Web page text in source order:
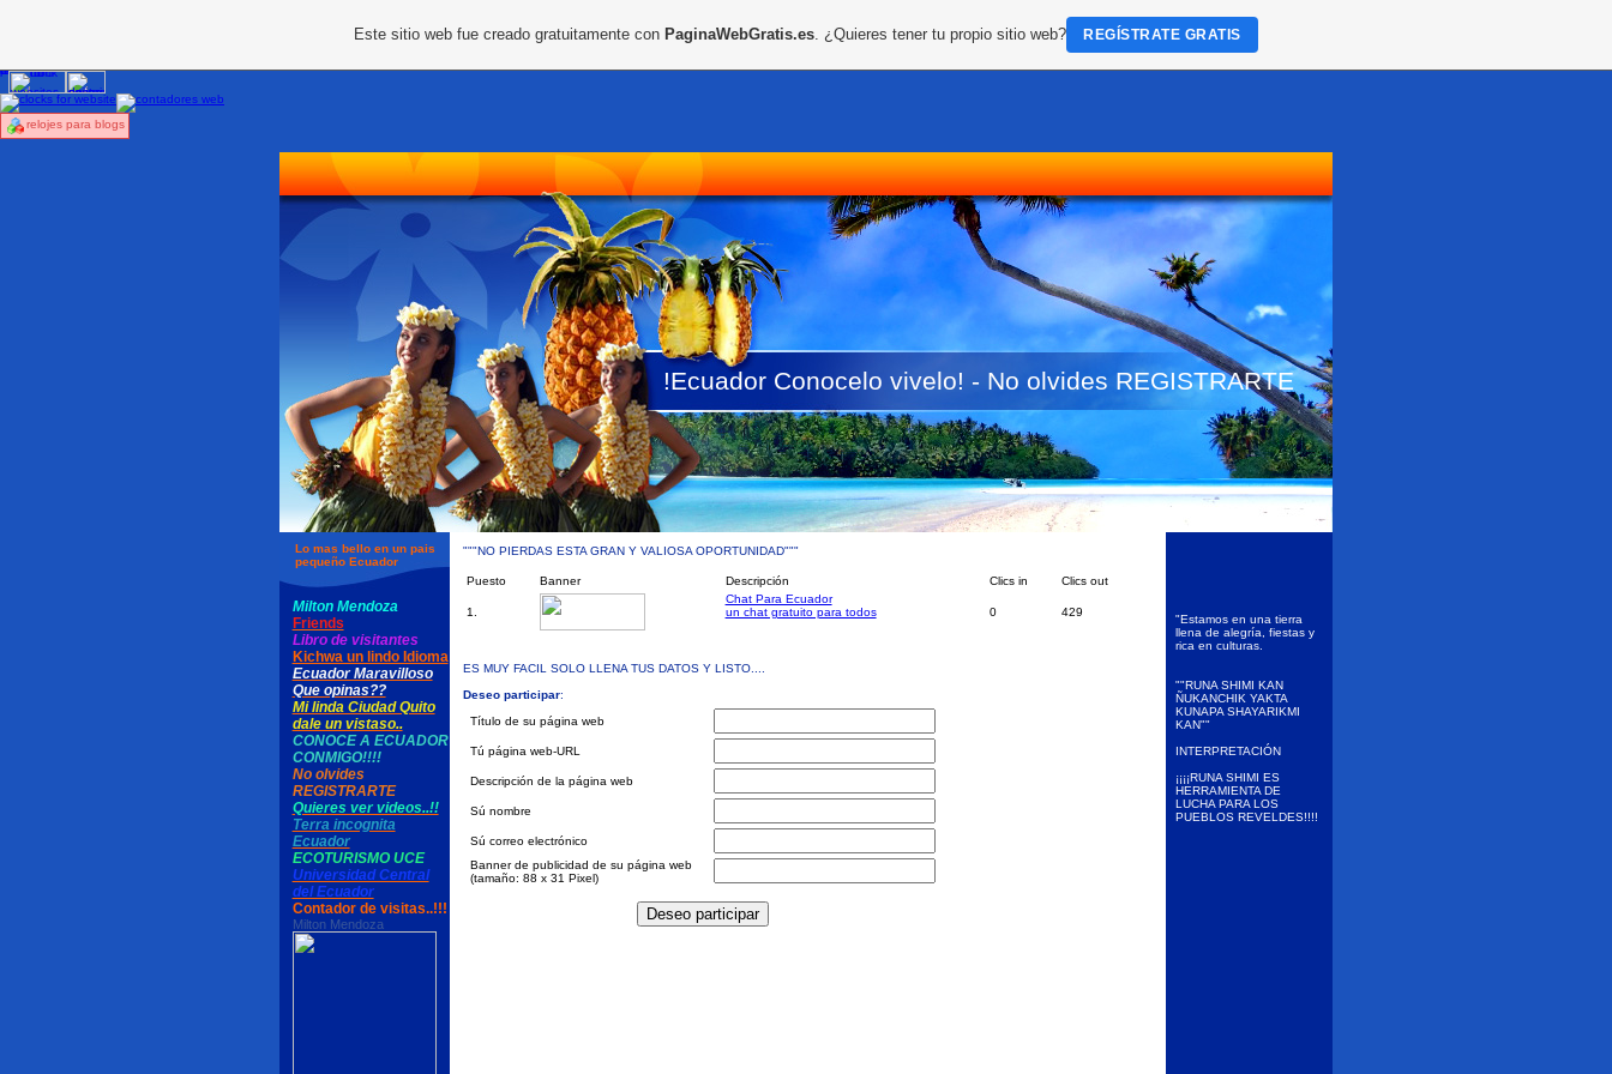
relojes para blogs
!Ecuador Conocelo vivelo! - No olvides REGISTRARTE
Lo mas bello en un pais
pequeño Ecuador
Milton Mendoza
Friends
Libro de visitantes
Kichwa un lindo Idioma
Ecuador Maravilloso
Que opinas??
Mi linda Ciudad Quito
dale un vistaso..
CONOCE A ECUADOR
CONMIGO!!!!
No olvides
REGISTRARTE
Quieres ver videos..!!
Terra incognita
Ecuador
ECOTURISMO UCE
Universidad Central
del Ecuador
Contador de visitas..!!!
Milton Mendoza
"""NO PIERDAS ESTA GRAN Y VALIOSA OPORTUNIDAD"""
Puesto Banner Descripción Clics in Clics out
1.
Chat Para Ecuador
un chat gratuito para todos
0 429
ES MUY FACIL SOLO LLENA TUS DATOS Y LISTO....
Deseo participar:
Título de su página web
Tú página web-URL
Descripción de la página web
Sú nombre
Sú correo electrónico
Banner de publicidad de su página web
(tamaño: 88 x 31 Pixel)
"Estamos en una tierra
llena de alegría, fiestas y
rica en culturas.
""RUNA SHIMI KAN
ÑUKANCHIK YAKTA
KUNAPA SHAYARIKMI
KAN""
INTERPRETACIÓN
¡¡¡¡RUNA SHIMI ES
HERRAMIENTA DE
LUCHA PARA LOS
PUEBLOS REVELDES!!!!
Este sitio web fue creado gratuitamente con PaginaWebGratis.es. ¿Quieres tener tu propio sitio web? REGÍSTRATE GRATIS